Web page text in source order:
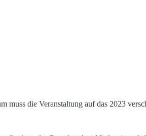
muss die Veranstaltung auf das 2023